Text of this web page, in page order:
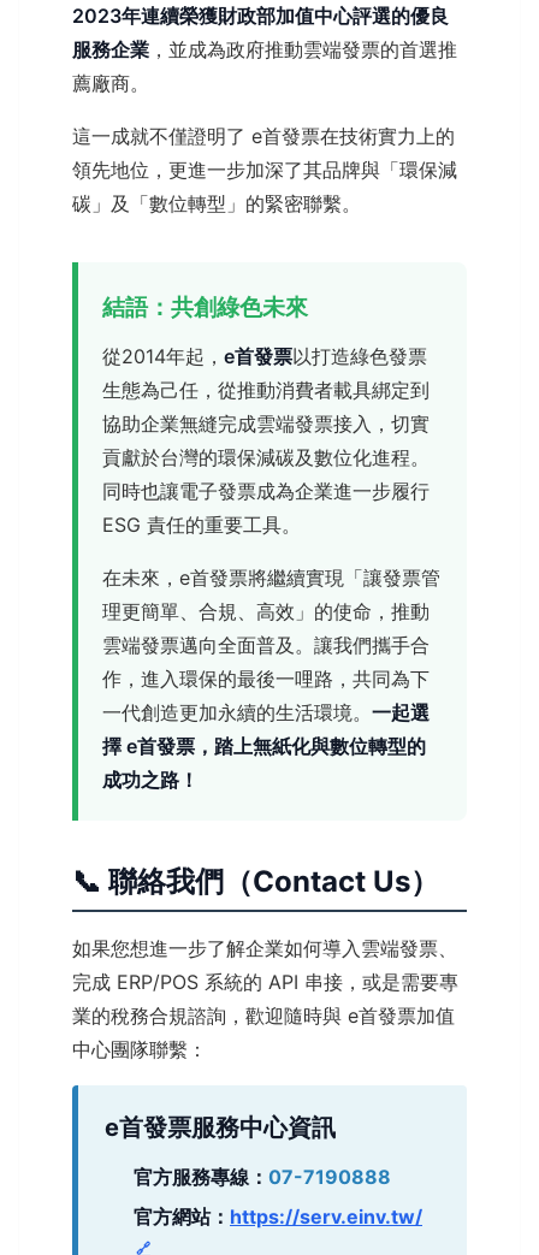
2023年連續榮獲財政部加值中心評選的優良
服務企業 ，並成為政府推動雲端發票的首選推
薦廠商。
這一成就不僅證明了 e首發票在技術實力上的
領先地位，更進一步加深了其品牌與「環保減
碳」及「數位轉型」的緊密聯繫。
結語：共創綠色未來
從2014年起， e首發票以打造綠色發票
生態為己任，從推動消費者載具綁定到
協助企業無縫完成雲端發票接入，切實
貢獻於台灣的環保減碳及數位化進程。
同時也讓電子發票成為企業進一步履行
ESG 責任的重要工具。
在未來，e首發票將繼續實現「讓發票管
理更簡單、合規、高效」的使命，推動
雲端發票邁向全面普及。讓我們攜手合
作，進入環保的最後一哩路，共同為下
一代創造更加永續的生活環境。 一起選
擇 e首發票，踏上無紙化與數位轉型的
成功之路！
📞 聯絡我們（Contact Us）
如果您想進一步了解企業如何導入雲端發票、
完成 ERP/POS 系統的 API 串接，或是需要專
業的稅務合規諮詢，歡迎隨時與 e首發票加值
中心團隊聯繫：
e首發票服務中心資訊
官方服務專線： 07-7190888
官方網站： https://serv.einv.tw/